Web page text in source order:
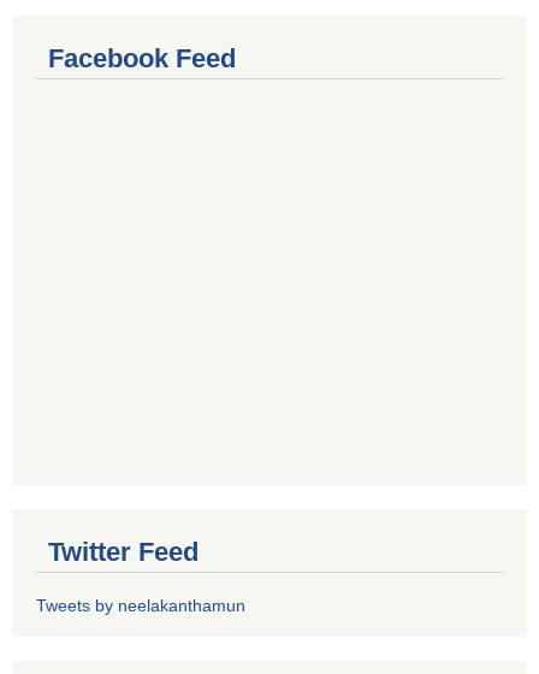
Facebook Feed
Twitter Feed
Tweets by neelakanthamun